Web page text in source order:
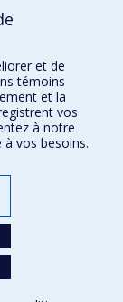
et de
témoins
et la
vos
à notre
vos besoins.